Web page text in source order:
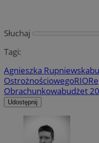
Słuchaj
Tagi:
Agnieszka Rupniewska
OstrożnościowegoRIO
Obrachunkowabudżet
Udostępnij